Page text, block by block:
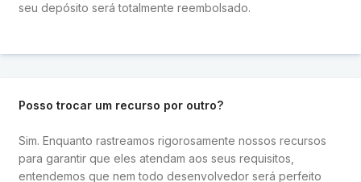
seu depósito será totalmente reembolsado.
Posso trocar um recurso por outro?
Sim. Enquanto rastreamos rigorosamente nossos recursos
para garantir que eles atendam aos seus requisitos,
entendemos que nem todo desenvolvedor será perfeito